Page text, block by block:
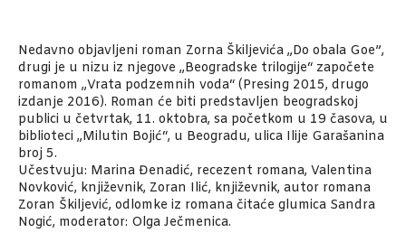
Nedavno objavljeni roman Zorna Škiljevića „Do obala Goe”,
drugi je u nizu iz njegove „Beogradske trilogije“ započete
romanom „Vrata podzemnih voda“ (Presing 2015, drugo
izdanje 2016). Roman će biti predstavljen beogradskoj
publici u četvrtak, 11. oktobra, sa početkom u 19 časova, u
biblioteci „Milutin Bojić“, u Beogradu, ulica Ilije Garašanina
broj 5.
Učestvuju: Marina Đenadić, recezent romana, Valentina
Novković, književnik, Zoran Ilić, književnik, autor romana
Zoran Škiljević, odlomke iz romana čitaće glumica Sandra
Nogić, moderator: Olga Ječmenica.